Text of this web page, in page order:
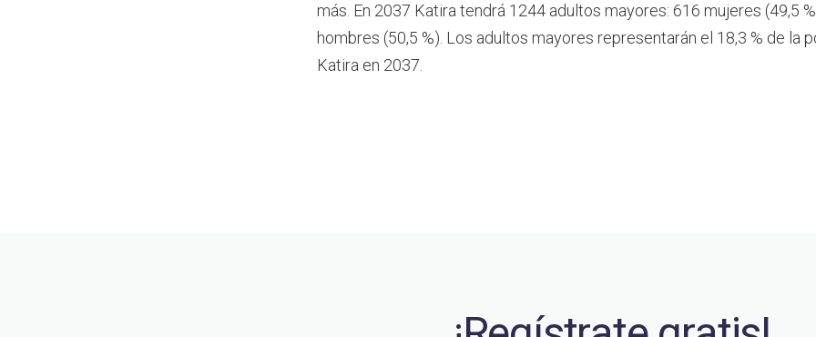
más. En 2037 Katira tendrá 1244 adultos mayores: 616 mujeres (49,5
hombres (50,5 %). Los adultos mayores representarán el 18,3 % de la
Katira en 2037.